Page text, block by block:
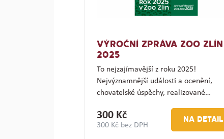
VÝROČNÍ ZPRÁVA ZOO ZLÍN
2025
To nejzajímavější z roku 2025!
Nejvýznamnější události a ocenění,
chovatelské úspěchy, realizované…
300 Kč
300 Kč bez DPH
NA DETAIL